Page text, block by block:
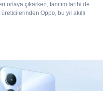
ortaya çıkarken, tanıtım tarihi de
Oppo, bu yıl akıllı